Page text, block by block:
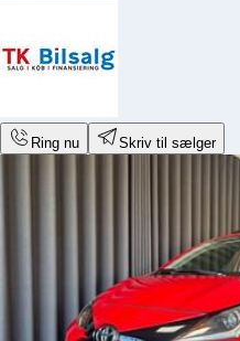
Ring nu Skriv til sælger